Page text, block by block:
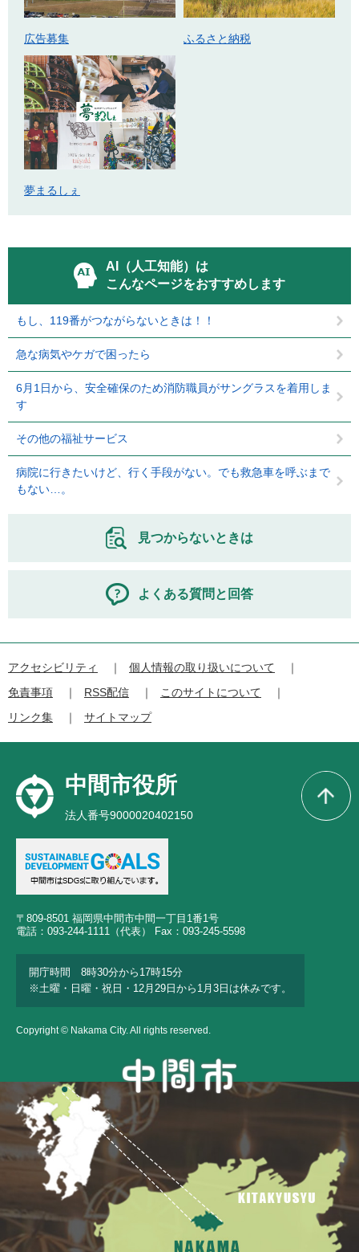
広告募集 ふるさと納税
夢まるしぇ
AI（人工知能）は
こんなページをおすすめします
もし、119番がつながらないときは！！
急な病気やケガで困ったら
6月1日から、安全確保のため消防職員がサングラスを着用しま
す
その他の福祉サービス
病院に行きたいけど、行く手段がない。でも救急車を呼ぶまで
もない…。
見つからないときは
よくある質問と回答
アクセシビリティ
個人情報の取り扱いについて
免責事項
RSS配信
このサイトについて
リンク集
サイトマップ
中間市役所
法人番号9000020402150
〒809-8501 福岡県中間市中間一丁目1番1号
電話：093-244-1111（代表） Fax：093-245-5598
開庁時間 8時30分から17時15分
※土曜・日曜・祝日・12月29日から1月3日は休みです。
Copyright © Nakama City. All rights reserved.